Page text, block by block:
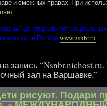
и смежных правах. При
центр развития
Россииwww.nsnbr.ru
запись
зал на Варшавке.”
рисуют. Подари